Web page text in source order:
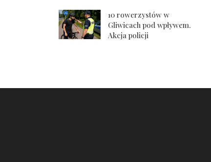
10 rowerzystów w
Gliwicach pod wpływem.
Akcja policji